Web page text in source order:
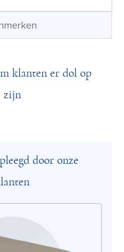
klanten er dol op
zijn
door onze